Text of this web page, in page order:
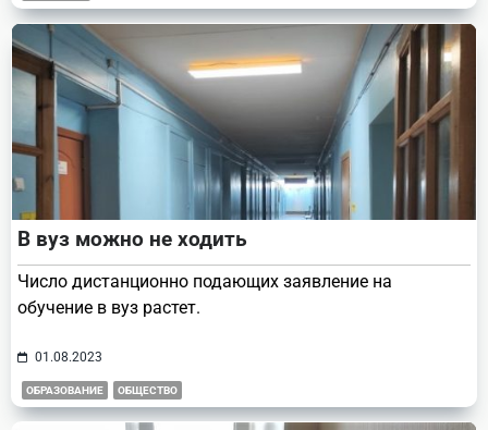
В вуз можно не ходить
Число дистанционно подающих заявление на
обучение в вуз растет.
01.08.2023
ОБРАЗОВАНИЕ ОБЩЕСТВО